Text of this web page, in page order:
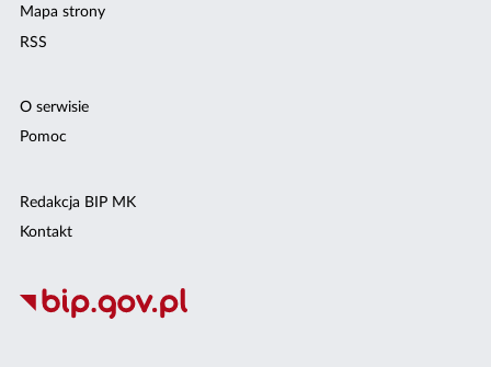
Mapa strony
RSS
O serwisie
Pomoc
Redakcja BIP MK
Kontakt